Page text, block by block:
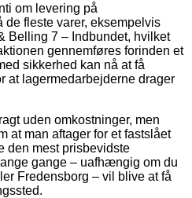
om levering på
fleste varer, eksempelvis
Belling 7 – Indbundet, hvilket
gennemføres forinden et
sikkerhed kan nå at få
at lagermedarbejderne drager
uden omkostninger, men
at man aftager for et fastslået
den mest prisbevidste
gange – uafhængig om du
Fredensborg – vil blive at få